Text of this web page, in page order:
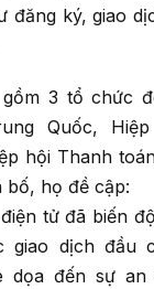
đăng ký, giao
3 tổ chức
Quốc,
hội Thanh
bố, họ đề cập:
tử đã biến
giao dịch đầu
dọa đến sự an